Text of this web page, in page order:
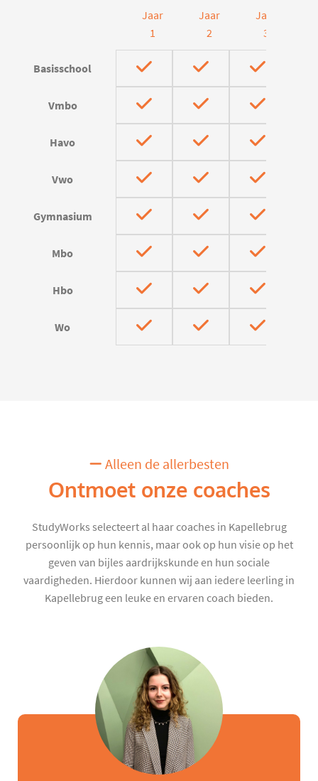
Jaar
1
Jaar
2
Jaar
3
Basisschool
Vmbo
Havo
Vwo
Gymnasium
Mbo
Hbo
Wo
Alleen de allerbesten
Ontmoet onze coaches
StudyWorks selecteert al haar coaches in Kapellebrug
persoonlijk op hun kennis, maar ook op hun visie op het
geven van bijles aardrijkskunde en hun sociale
vaardigheden. Hierdoor kunnen wij aan iedere leerling in
Kapellebrug een leuke en ervaren coach bieden.